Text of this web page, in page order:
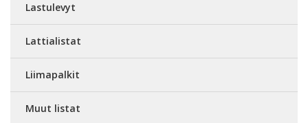
Lastulevyt
Lattialistat
Liimapalkit
Muut listat